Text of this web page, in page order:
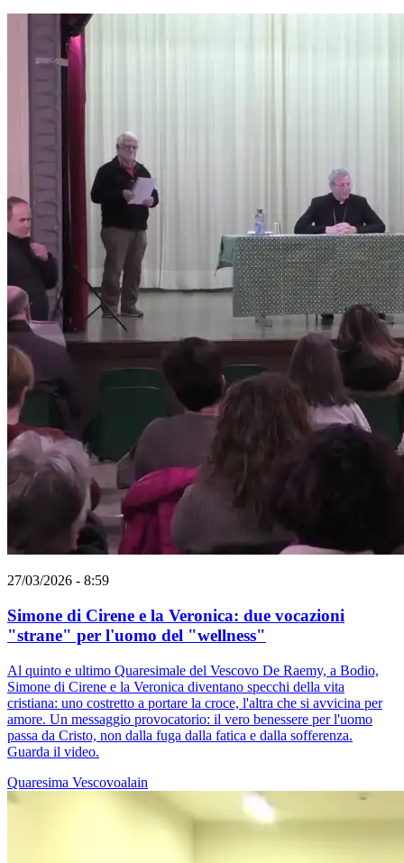
27/03/2026 - 8:59
Simone di Cirene e la Veronica: due vocazioni
"strane" per l'uomo del "wellness"
Al quinto e ultimo Quaresimale del Vescovo De Raemy, a Bodio,
Simone di Cirene e la Veronica diventano specchi della vita
cristiana: uno costretto a portare la croce, l'altra che si avvicina per
amore. Un messaggio provocatorio: il vero benessere per l'uomo
passa da Cristo, non dalla fuga dalla fatica e dalla sofferenza.
Guarda il video.
Quaresima Vescovoalain